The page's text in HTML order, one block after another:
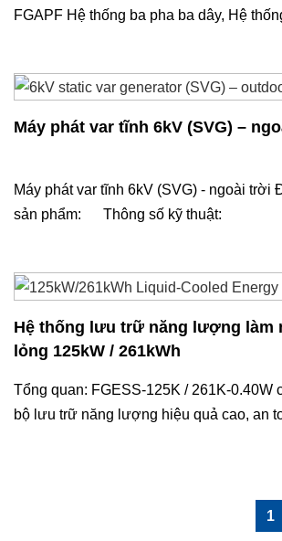
FGAPF Hệ thống ba pha ba dây, Hệ
Máy phát var tĩnh 6kV (SVG) –
Máy phát var tĩnh 6kV (SVG) - ngoài trời
sản phẩm: Thông số kỹ thuật:
Hệ thống lưu trữ năng lượng làm
lỏng 125kW / 261kWh
Tổng quan: FGESS-125K / 261K-0.40W của chúng tôi là
bộ lưu trữ năng lượng hiệu quả cao, an
1